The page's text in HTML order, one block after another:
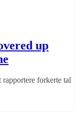
up
forkerte tal